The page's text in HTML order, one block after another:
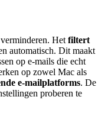
Het filtert
automatisch. Dit maakt
op e-mails die echt
op zowel Mac als
e-mailplatforms. De
proberen te